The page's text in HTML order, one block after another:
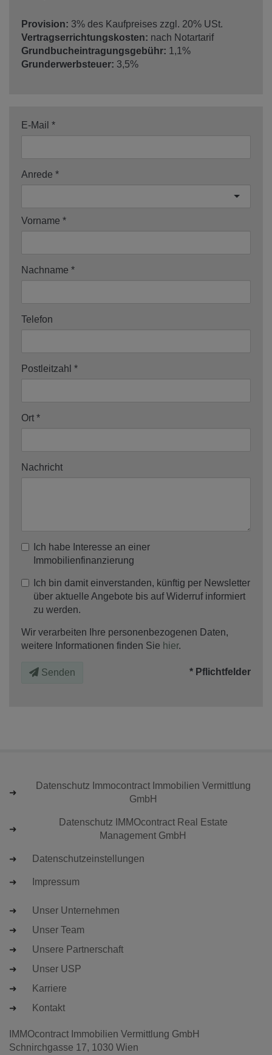
Provision: 3% des Kaufpreises zzgl. 20% USt.
Vertragserrichtungskosten: nach Notartarif
Grundbucheintragungsgebühr: 1,1%
Grunderwerbsteuer: 3,5%
E-Mail
Anrede
Vorname
Nachname
Telefon
Postleitzahl
Ort
Nachricht
Ich habe Interesse an einer
Immobilienfinanzierung
Ich bin damit einverstanden, künftig per Newsletter
über aktuelle Angebote bis auf Widerruf informiert
zu werden.
Wir verarbeiten Ihre personenbezogenen Daten,
weitere Informationen finden Sie hier.
Senden * Pflichtfelder
Datenschutz Immocontract Immobilien Vermittlung
GmbH
Datenschutz IMMOcontract Real Estate
Management GmbH
Datenschutzeinstellungen
Impressum
Unser Unternehmen
Unser Team
Unsere Partnerschaft
Unser USP
Karriere
Kontakt
IMMOcontract Immobilien Vermittlung GmbH
Schnirchgasse 17, 1030 Wien